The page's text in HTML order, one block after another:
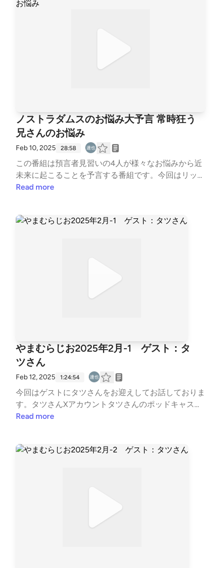
う対処したらいいですか？2.界隈の方から狂ってると
たら本気で作ってくれますか？（SMさんも喜んでく
れるはず）4.ドラクエ3にハマってるんですが、冒険
たしてここから見える未来とは？
ノストラダムスのお悩み大予言 常時狂う
兄さんのお悩み
Feb 10, 2025 28:58
この番組は預言者見習いの4人が様々なお悩みから近
未来に起こることを予言する番組です。今回はリッキ
ー、サチヌンティウス、ジャスミン、楊睿之の4人で
る・モノをよく忘れる、なくす・いつも眠たい・仕事
Read more
やまむらじお2025年2月-1 ゲスト：タ
ツさん
Feb 12, 2025 1:24:54
今回はゲストにタツさんをお迎えしてお話しておりま
す。タツさんXアカウントタツさんのポッドキャスト
番組奏でる細胞 MUSIC &amp; SCIENCE PODCASTタ
Read more